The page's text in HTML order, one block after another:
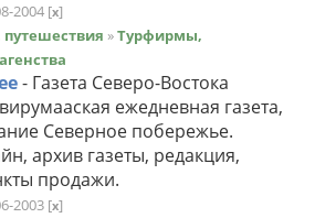
2004 [x]
путешествия »Турфирмы,
- Газета Северо-Востока
ежедневная газета,
Северное побережье.
архив газеты, редакция,
продажи.
2003 [x]